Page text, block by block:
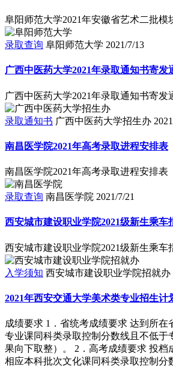
阜阳师范大学2021年安徽省艺术二批模
录取查询 阜阳师范大学 2021/7/13
广西中医药大学2021年录取通知书寄发
广西中医药大学2021年录取通知书寄发
录取通知书 广西中医药大学招生办
南昌医学院2021年高考录取进程安排表
南昌医学院2021年高考录取进程安排表
录取查询 南昌医学院 2021/7/21
西安城市建设职业学院2021级新生乘车
西安城市建设职业学院2021级新生乘车
入学须知 西安城市建设职业学院招就办
2021年西安交通大学美术类专业招生计
成绩要求 1．省统考成绩要求 达到所在
专业课同科类录取控制分数线且不低于
果向下取整）。 2．高考成绩要求 投档
相应本科批次文化课同科类录取控制分